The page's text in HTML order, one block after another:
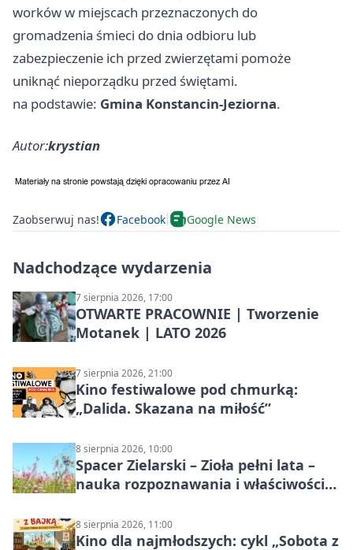
worków w miejscach przeznaczonych do
gromadzenia śmieci do dnia odbioru lub
zabezpieczenie ich przed zwierzętami pomoże
uniknąć nieporządku przed świętami.
na podstawie: Gmina Konstancin-Jeziorna.
Autor:krystian
Zaobserwuj nas! Facebook Google News
Nadchodzące wydarzenia
7 sierpnia 2026, 17:00
OTWARTE PRACOWNIE | Tworzenie
Motanek | LATO 2026
7 sierpnia 2026, 21:00
Kino festiwalowe pod chmurką:
„Dalida. Skazana na miłość”
8 sierpnia 2026, 10:00
Spacer Zielarski – Zioła pełni lata –
nauka rozpoznawania i właściwości
8 sierpnia 2026, 11:00
Kino dla najmłodszych: cykl „Sobota z